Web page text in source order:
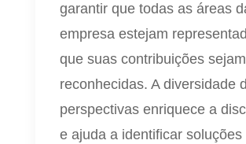
garantir que todas as áreas
empresa estejam
que suas contribuições sejam
reconhecidas. A diversidade
perspectivas enriquece a
e ajuda a identificar soluções